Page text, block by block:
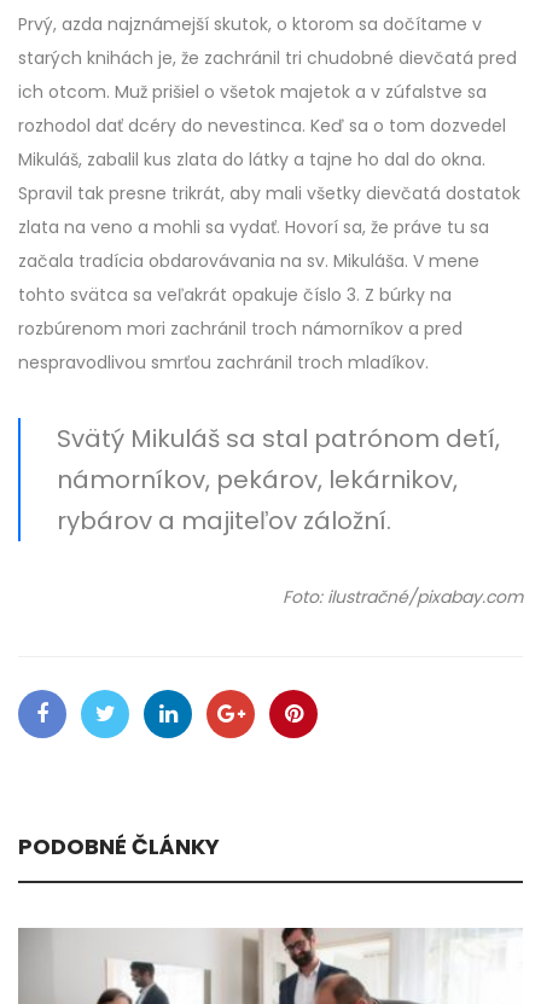
Prvý, azda najznámejší skutok, o ktorom sa dočítame v
starých knihách je, že zachránil tri chudobné dievčatá pred
ich otcom. Muž prišiel o všetok majetok a v zúfalstve sa
rozhodol dať dcéry do nevestinca. Keď sa o tom dozvedel
Mikuláš, zabalil kus zlata do látky a tajne ho dal do okna.
Spravil tak presne trikrát, aby mali všetky dievčatá dostatok
zlata na veno a mohli sa vydať. Hovorí sa, že práve tu sa
začala tradícia obdarovávania na sv. Mikuláša. V mene
tohto svätca sa veľakrát opakuje číslo 3. Z búrky na
rozbúrenom mori zachránil troch námorníkov a pred
nespravodlivou smrťou zachránil troch mladíkov.
Svätý Mikuláš sa stal patrónom detí,
námorníkov, pekárov, lekárnikov,
rybárov a majiteľov záložní.
Foto: ilustračné/pixabay.com
PODOBNÉ ČLÁNKY